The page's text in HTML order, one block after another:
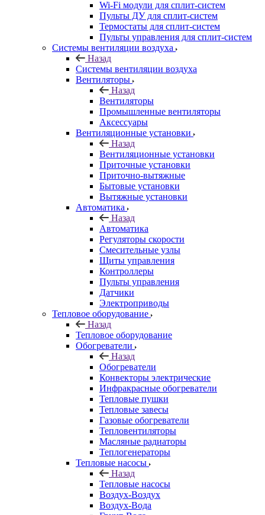
Wi-Fi модули для сплит-систем
Пульты ДУ для сплит-систем
Термостаты для сплит-систем
Пульты управления для сплит-систем
Системы вентиляции воздуха
Назад
Системы вентиляции воздуха
Вентиляторы
Назад
Вентиляторы
Промышленные вентиляторы
Аксессуары
Вентиляционные установки
Назад
Вентиляционные установки
Приточные установки
Приточно-вытяжные
Бытовые установки
Вытяжные установки
Автоматика
Назад
Автоматика
Регуляторы скорости
Смесительные узлы
Щиты управления
Контроллеры
Пульты управления
Датчики
Электроприводы
Тепловое оборудование
Назад
Тепловое оборудование
Обогреватели
Назад
Обогреватели
Конвекторы электрические
Инфракрасные обогреватели
Тепловые пушки
Тепловые завесы
Газовые обогреватели
Тепловентиляторы
Масляные радиаторы
Теплогенераторы
Тепловые насосы
Назад
Тепловые насосы
Воздух-Воздух
Воздух-Вода